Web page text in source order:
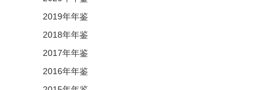
2019年年鉴
2018年年鉴
2017年年鉴
2016年年鉴